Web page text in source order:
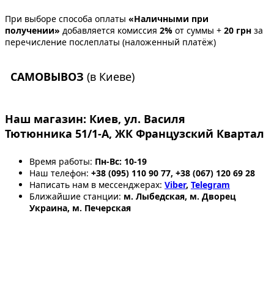
При выборе способа оплаты «Наличными при
получении» добавляется комиссия 2% от суммы + 20 грн за
перечисление послеплаты (наложенный платёж)
САМОВЫВОЗ (в Киеве)
Наш магазин: Киев, ул. Василя
Тютюнника 51/1-А, ЖК Французский Квартал
Время работы: Пн-Вс: 10-19
Наш телефон: +38 (095) 110 90 77, +38 (067) 120 69 28
Написать нам в мессенджерах: Viber, Telegram
Ближайшие станции: м. Лыбедская, м. Дворец
Украина, м. Печерская